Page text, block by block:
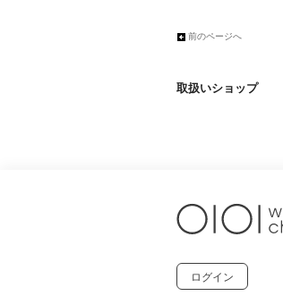
前のページへ
取扱いショップ
ログイン